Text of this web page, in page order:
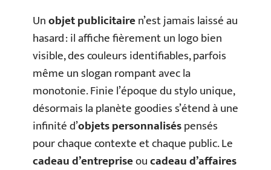
Unobjet publicitairen’est jamais laissé au
hasard : il affiche fièrement un logo bien
visible, des couleurs identifiables, parfois
même un slogan rompant avec la
monotonie. Finie l’époque du stylo unique,
désormais la planète goodies s’étend à une
infinité d’objets personnaliséspensés
pour chaque contexte et chaque public. Le
cadeau d’entrepriseoucadeau d’affaires